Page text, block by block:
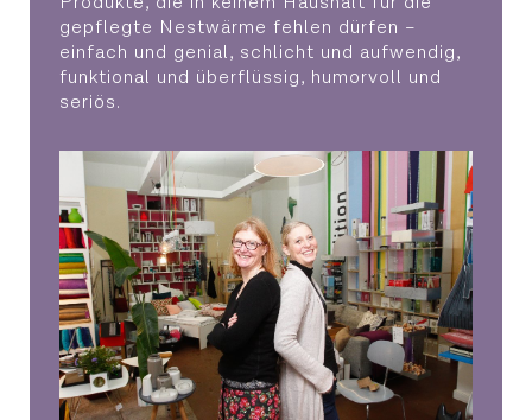
gepflegte Nestwärme fehlen dürfen –
einfach und genial, schlicht und aufwendig,
funktional und überflüssig, humorvoll und
seriös.